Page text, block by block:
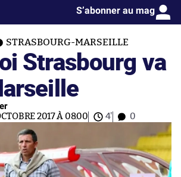
S’abonner au mag
STRASBOURG-MARSEILLE
Strasbourg va
2017 À 08:00 4' 0